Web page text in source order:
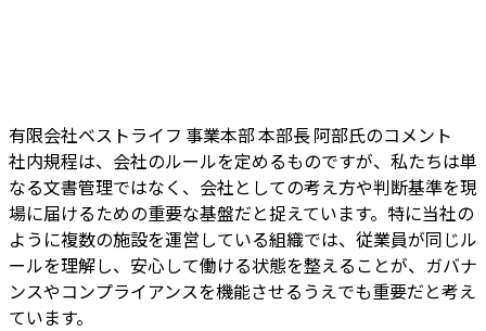
有限会社ベストライフ 事業本部 本部長 阿部氏のコメント
社内規程は、会社のルールを定めるものですが、私たちは単
なる文書管理ではなく、会社としての考え方や判断基準を現
場に届けるための重要な基盤だと捉えています。特に当社の
ように複数の施設を運営している組織では、従業員が同じル
ールを理解し、安心して働ける状態を整えることが、ガバナ
ンスやコンプライアンスを機能させるうえでも重要だと考え
ています。